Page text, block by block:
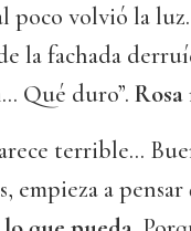
poco volvió la
la fachada
Qué duro”. Rosa
terrible...
empieza a pensar